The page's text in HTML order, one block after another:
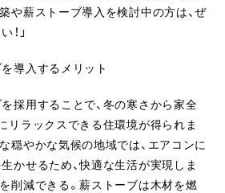
や薪ストーブ導入を検討中の方は、ぜ
」
導入するメリット
採用することで、冬の寒さから家全
リラックスできる住環境が得られま
穏やかな気候の地域では、エアコンに
かせるため、快適な生活が実現しま
削減できる。薪ストーブは木材を燃